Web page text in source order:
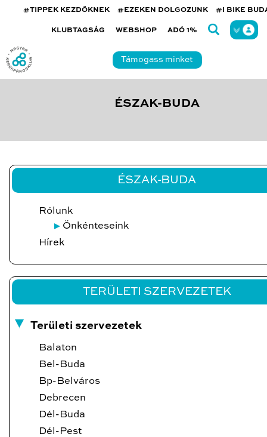
#TIPPEK KEZDŐKNEK #EZEKEN DOLGOZUNK #I BIKE
KLUBTAGSÁG WEBSHOP ADÓ 1%
Támogass minket
ÉSZAK-BUDA
ÉSZAK-BUDA
Rólunk
Önkénteseink
Hírek
TERÜLETI SZERVEZETEK
Területi szervezetek
Balaton
Bel-Buda
Bp-Belváros
Debrecen
Dél-Buda
Dél-Pest